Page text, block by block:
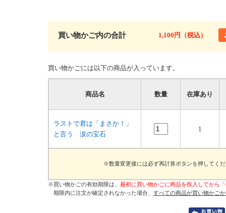
買い物かご内の合計 1,100円（税込）
買い物かごには以下の商品が入っています。
商品名 数量 在庫あり
ラストで君は「まさか！」
と言う 涙の宝石
1
※数量変更後には必ず再計算ボタンを押してく
※買い物かごの有効期限は、 最初に買い物かごに商品を投入してから
期限内に注文が確定されなかった場合、 すべての商品が買い物かご